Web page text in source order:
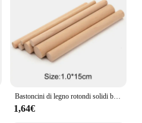
Bastoncini di legno rotondi solidi bastoncini di conteggio giocattolo educativo modello di costruzione lavorazione del legno artigianato fai da te cibo Lollies di ghiaccio che fanno tassello di torta
1,64€